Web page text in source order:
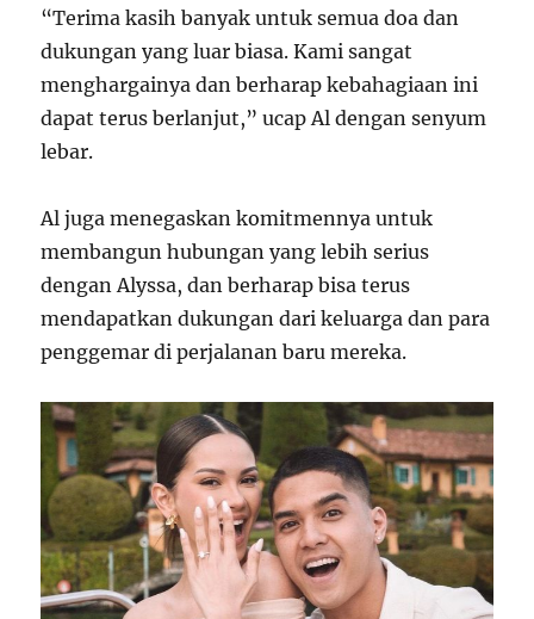
“Terima kasih banyak untuk semua doa dan
dukungan yang luar biasa. Kami sangat
menghargainya dan berharap kebahagiaan ini
dapat terus berlanjut,” ucap Al dengan senyum
lebar.
Al juga menegaskan komitmennya untuk
membangun hubungan yang lebih serius
dengan Alyssa, dan berharap bisa terus
mendapatkan dukungan dari keluarga dan para
penggemar di perjalanan baru mereka.